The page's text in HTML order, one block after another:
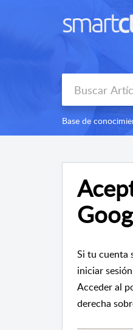
Base de
Si tu cuenta
iniciar
Acceder al
derecha